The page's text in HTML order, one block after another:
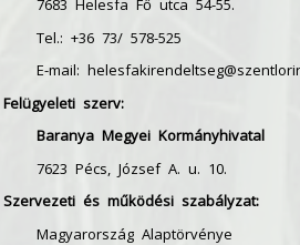
7683 Helesfa Fő utca 54-55.
Tel.: +36 73/ 578-525
E-mail:
Felügyeleti szerv:
Baranya Megyei Kormányhivatal
7623 Pécs, József A. u. 10.
Szervezeti és működési szabályzat:
Magyarország Alaptörvénye